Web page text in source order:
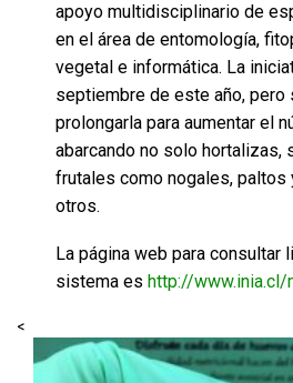
apoyo multidisciplinario de
en el área de entomología,
vegetal e informática. La
septiembre de este año, pero
prolongarla para aumentar el
abarcando no solo hortalizas,
frutales como nogales,
otros.
La página web para consultar
sistema es http://www.inia.cl/
<